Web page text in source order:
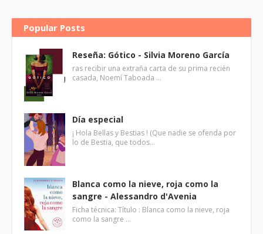
Popular Posts
Reseña: Gótico - Silvia Moreno García
ras recibir una extraña carta de su prima recién
casada, Noemí Taboada …
Día especial
¡ Hola Bellas y Bestias ! (Que nadie se ofenda por
lo de Bestia, que todos…
Blanca como la nieve, roja como la
sangre - Alessandro d'Avenia
Ficha técnica: Título : Blanca como la nieve, roja
como la sangre …